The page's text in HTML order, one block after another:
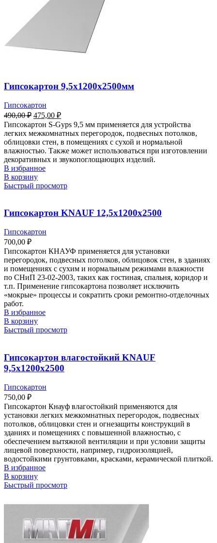
Гипсокартон 9,5х1200х2500мм
Гипсокартон
490,00₽ 475,00 ₽
Гипсокартон S-Gyps 9,5 мм применяется для устройства
легких межкомнатных перегородок, подвесных потолков,
облицовки стен, в помещениях с сухой и нормальной
влажностью. Также может использоваться при изготовлении
декоративных и звукопоглощающих изделий.
В избранное
В корзину
Быстрый просмотр
Гипсокартон KNAUF 12,5х1200х2500
Гипсокартон
700,00 ₽
Гипсокартон КНАУФ применяется для установки
перегородок, подвесных потолков, облицовок стен, в зданиях
и помещениях с сухим и нормальным режимами влажности
по СНиП 23-02-2003, таких как гостиная, спальня, коридор и
т.п. Применение гипсокартона позволяет исключить
«мокрые» процессы и сократить сроки ремонтно-отделочных
работ.
В избранное
В корзину
Быстрый просмотр
Гипсокартон влагостойкий KNAUF
9,5х1200х2500
Гипсокартон
750,00 ₽
Гипсокартон Кнауф влагостойкий применяются для
установки легких межкомнатных перегородок, подвесных
потолков, облицовки стен и огнезащиты конструкций в
зданиях и помещениях с повышенной влажностью, с
обеспечением вытяжной вентиляции и при условии защиты
лицевой поверхности, например, гидроизоляцией,
водостойкими грунтовками, красками, керамической плиткой.
В избранное
В корзину
Быстрый просмотр